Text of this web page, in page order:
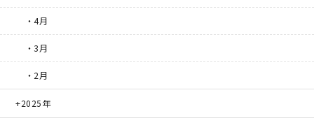
身体に優しい自然素材の家
耐震等級3 & 許容応力度計算 全棟標準
徹底したコストダウンの追求
・4月
・3月
・2月
2025年